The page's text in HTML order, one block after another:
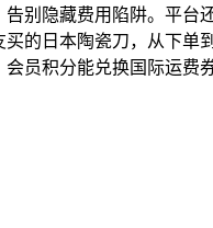
别隐藏费用陷阱。平台
买的日本陶瓷刀，从下单
会员积分能兑换国际运费